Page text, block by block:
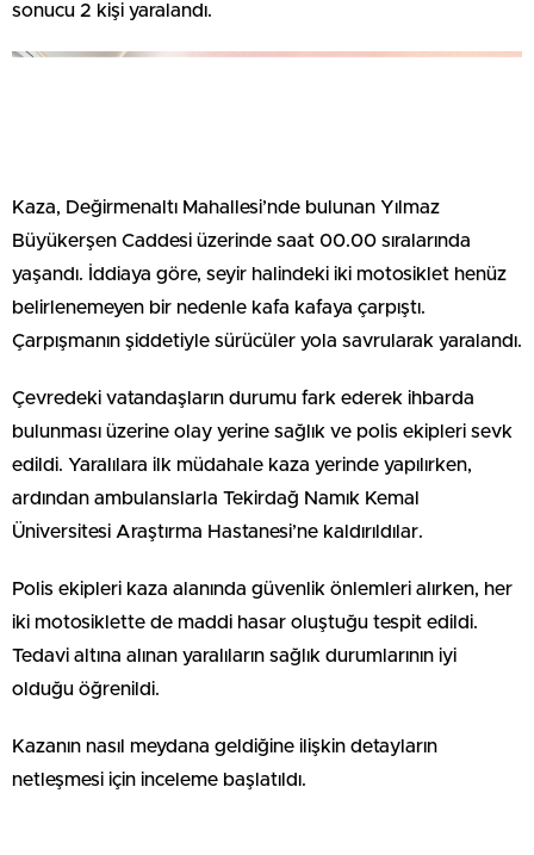
sonucu 2 kişi yaralandı.
Kaza, Değirmenaltı Mahallesi’nde bulunan Yılmaz
Büyükerşen Caddesi üzerinde saat 00.00 sıralarında
yaşandı. İddiaya göre, seyir halindeki iki motosiklet henüz
belirlenemeyen bir nedenle kafa kafaya çarpıştı.
Çarpışmanın şiddetiyle sürücüler yola savrularak yaralandı.
Çevredeki vatandaşların durumu fark ederek ihbarda
bulunması üzerine olay yerine sağlık ve polis ekipleri sevk
edildi. Yaralılara ilk müdahale kaza yerinde yapılırken,
ardından ambulanslarla Tekirdağ Namık Kemal
Üniversitesi Araştırma Hastanesi’ne kaldırıldılar.
Polis ekipleri kaza alanında güvenlik önlemleri alırken, her
iki motosiklette de maddi hasar oluştuğu tespit edildi.
Tedavi altına alınan yaralıların sağlık durumlarının iyi
olduğu öğrenildi.
Kazanın nasıl meydana geldiğine ilişkin detayların
netleşmesi için inceleme başlatıldı.